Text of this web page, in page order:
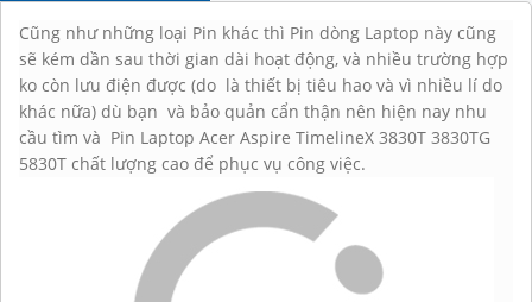
Cũng như những loại Pin khác thì Pin dòng Laptop này cũng
sẽ kém dần sau thời gian dài hoạt động, và nhiều trường hợp
ko còn lưu điện được (do là thiết bị tiêu hao và vì nhiều lí do
khác nữa) dù bạn và bảo quản cẩn thận nên hiện nay nhu
cầu tìm và Pin Laptop Acer Aspire TimelineX 3830T 3830TG
5830T chất lượng cao để phục vụ công việc.